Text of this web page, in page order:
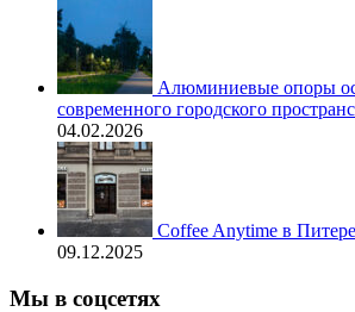
Алюминиевые опоры
современного городского
04.02.2026
Coffee Anytime в
09.12.2025
Мы в соцсетях